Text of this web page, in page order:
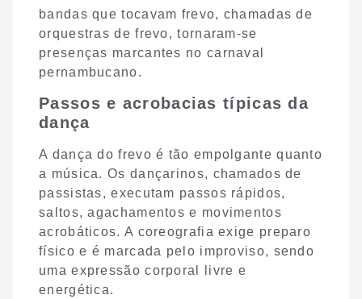
bandas que tocavam frevo, chamadas de
orquestras de frevo, tornaram-se
presenças marcantes no carnaval
pernambucano.
Passos e acrobacias típicas da
dança
A dança do frevo é tão empolgante quanto
a música. Os dançarinos, chamados de
passistas, executam passos rápidos,
saltos, agachamentos e movimentos
acrobáticos. A coreografia exige preparo
físico e é marcada pelo improviso, sendo
uma expressão corporal livre e
energética.